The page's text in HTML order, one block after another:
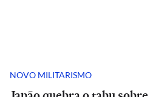
NOVO MILITARISMO